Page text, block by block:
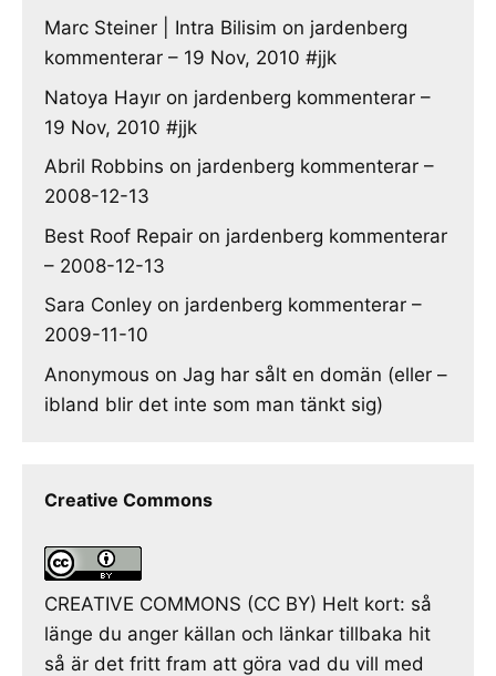
Marc Steiner | Intra Bilisim on jardenberg
kommenterar – 19 Nov, 2010 #jjk
Natoya Hayır on jardenberg kommenterar –
19 Nov, 2010 #jjk
Abril Robbins on jardenberg kommenterar –
2008-12-13
Best Roof Repair on jardenberg kommenterar
– 2008-12-13
Sara Conley on jardenberg kommenterar –
2009-11-10
Anonymous on Jag har sålt en domän (eller –
ibland blir det inte som man tänkt sig)
Creative Commons
CREATIVE COMMONS (CC BY) Helt kort: så
länge du anger källan och länkar tillbaka hit
så är det fritt fram att göra vad du vill med